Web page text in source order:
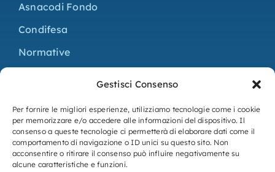
Gestisci Consenso
Per fornire le migliori esperienze, utilizziamo tecnologie come i cookie
per memorizzare e/o accedere alle informazioni del dispositivo. Il
consenso a queste tecnologie ci permetterà di elaborare dati come il
comportamento di navigazione o ID unici su questo sito. Non
acconsentire o ritirare il consenso può influire negativamente su
alcune caratteristiche e funzioni.
Asnacodi Fondo
Condifesa
Normative
Bilancio
Statuto e regolamento